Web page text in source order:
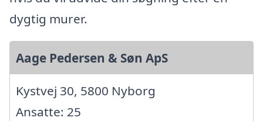
dygtig murer.
Aage Pedersen & Søn ApS
Kystvej 30, 5800 Nyborg
Ansatte: 25